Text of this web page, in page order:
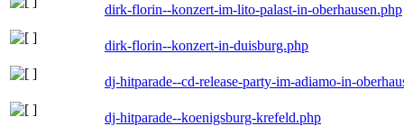
dirk-florin--konzert-im-lito-palast-in-oberhausen.php
dirk-florin--konzert-in-duisburg.php
dj-hitparade--cd-release-party-im-adiamo-in-
dj-hitparade--koenigsburg-krefeld.php